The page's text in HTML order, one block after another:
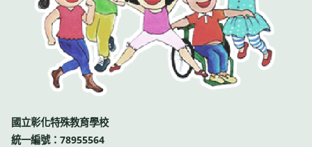
國立彰化特殊教育學校
統一編號：78955564